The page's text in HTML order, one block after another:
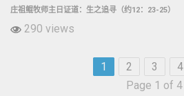
庄祖鲲牧师主日证道：生之追寻（约12：23-25）
290 views
1 2 3 4
Page 1 of 4